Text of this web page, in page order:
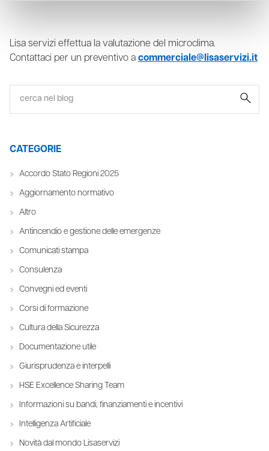
Lisa servizi effettua la valutazione del microclima.
Contattaci per un preventivo a commerciale@lisaservizi.it
CATEGORIE
Accordo Stato Regioni 2025
Aggiornamento normativo
Altro
Antincendio e gestione delle emergenze
Comunicati stampa
Consulenza
Convegni ed eventi
Corsi di formazione
Cultura della Sicurezza
Documentazione utile
Giurisprudenza e interpelli
HSE Excellence Sharing Team
Informazioni su bandi, finanziamenti e incentivi
Intelligenza Artificiale
Novità dal mondo Lisaservizi